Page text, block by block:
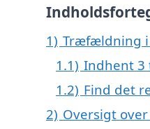
1) Træfældning i
1.1) Indhent
1.2) Find det
2) Oversigt